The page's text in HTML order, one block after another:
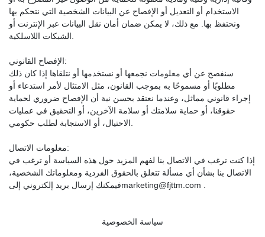
الاستخدام أو التعديل أو الإفصاح عن البيانات الشخصية التي نتحكم بها
ونحتفظ بها. مع ذلك، لا يمكن ضمان أمان نقل البيانات عبر الإنترنت أو
الإفصاح القانوني:
سنفصح عن أي معلومات نجمعها أو نستخدمها أو نتلقاها إذا كان ذلك
مطلوبًا أو مسموحًا به بموجب القانون، مثل الامتثال لأمر استدعاء أو
إجراء قانوني مماثل، وعندما نعتقد بحسن نية أن الإفصاح ضروري لحماية
حقوقنا، أو حماية سلامتك أو سلامة الآخرين، أو التحقيق في عمليات
معلومات الاتصال:
إذا كنت ترغب في الاتصال بنا لفهم المزيد حول هذه السياسة أو ترغب في
الاتصال بنا بشأن أي مسألة تتعلق بالحقوق الفردية ومعلوماتك الشخصية،
فيمكنك إرسال بريد إلكتروني إلىmarketing@fjttm.com .
سياسة الخصوصية